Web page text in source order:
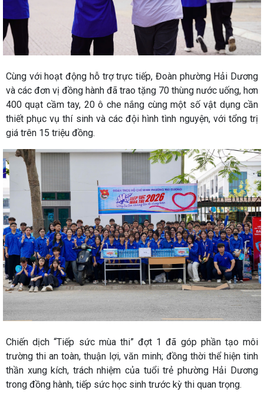
Cùng với hoạt động hỗ trợ trực tiếp, Đoàn phường Hải Dương
và các đơn vị đồng hành đã trao tặng 70 thùng nước uống, hơn
400 quạt cầm tay, 20 ô che nắng cùng một số vật dụng cần
thiết phục vụ thí sinh và các đội hình tình nguyện, với tổng trị
giá trên 15 triệu đồng.
Chiến dịch “Tiếp sức mùa thi” đợt 1 đã góp phần tạo môi
trường thi an toàn, thuận lợi, văn minh; đồng thời thể hiện tinh
thần xung kích, trách nhiệm của tuổi trẻ phường Hải Dương
trong đồng hành, tiếp sức học sinh trước kỳ thi quan trọng.